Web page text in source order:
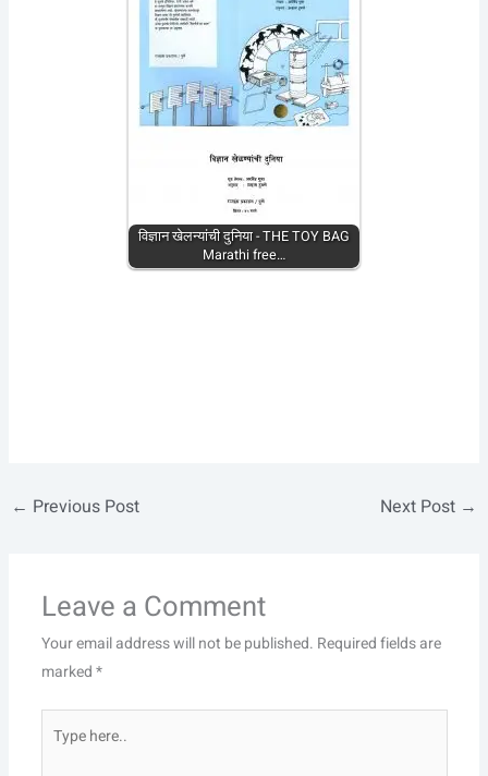
विज्ञान खेलन्यांची दुनिया - THE TOY BAG
Marathi free…
← Previous Post Next Post →
Leave a Comment
Your email address will not be published. Required fields are
marked*
here..